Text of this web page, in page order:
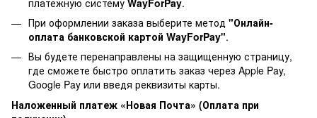
При оформлении заказа выберите метод "Онлайн-
оплата банковской картой WayForPay".
Вы будете перенаправлены на защищенную страницу,
где сможете быстро оплатить заказ через Apple Pay,
Google Pay или введя реквизиты карты.
Наложенный платеж «Новая Почта» (Оплата при